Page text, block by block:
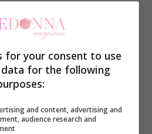
dolori e arrossamenti
e irritazioni al cuoio
troppo stretti,
for your consent to use
for the following
and content, advertising and
audience research and